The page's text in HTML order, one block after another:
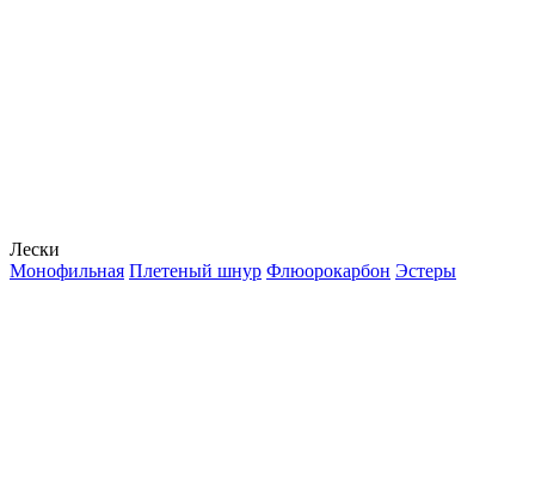
Лески
Монофильная Плетеный шнур Флюорокарбон Эстеры